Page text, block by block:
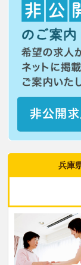
兵庫